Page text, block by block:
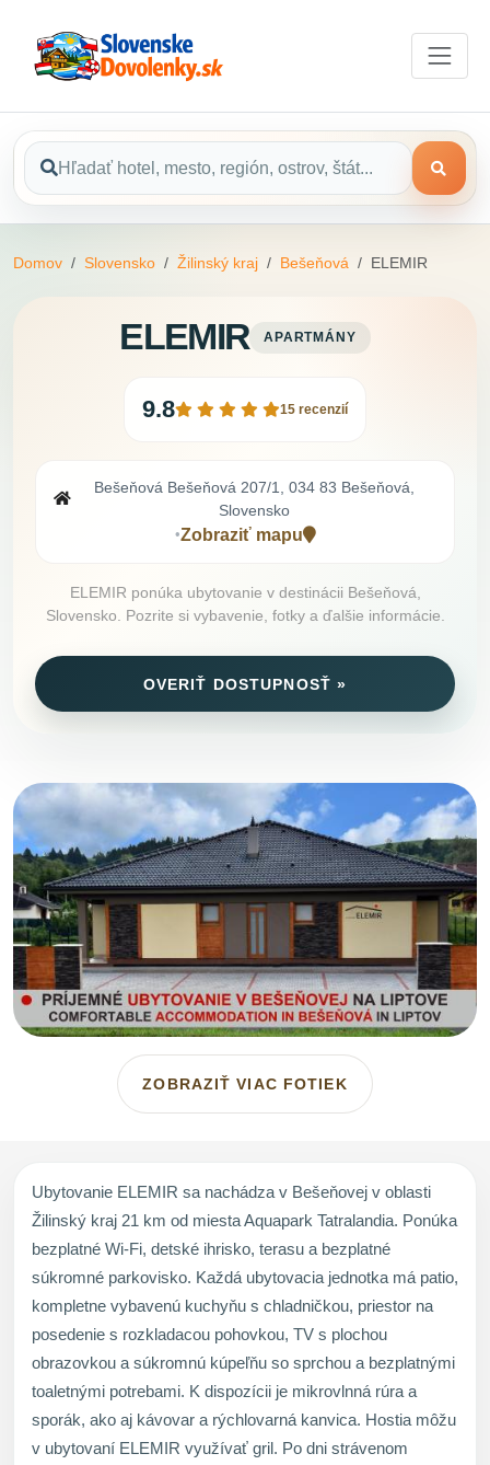
Domov Slovensko Žilinský kraj Bešeňová ELEMIR
ELEMIR APARTMÁNY
9.8 15 recenzií
Bešeňová Bešeňová 207/1, 034 83 Bešeňová,
Slovensko
•Zobraziť mapu
ELEMIR ponúka ubytovanie v destinácii Bešeňová,
Slovensko. Pozrite si vybavenie, fotky a ďalšie informácie.
OVERIŤ DOSTUPNOSŤ »
ZOBRAZIŤ VIAC FOTIEK
Ubytovanie ELEMIR sa nachádza v Bešeňovej v oblasti
Žilinský kraj 21 km od miesta Aquapark Tatralandia. Ponúka
bezplatné Wi-Fi, detské ihrisko, terasu a bezplatné
súkromné parkovisko. Každá ubytovacia jednotka má patio,
kompletne vybavenú kuchyňu s chladničkou, priestor na
posedenie s rozkladacou pohovkou, TV s plochou
obrazovkou a súkromnú kúpeľňu so sprchou a bezplatnými
toaletnými potrebami. K dispozícii je mikrovlnná rúra a
sporák, ako aj kávovar a rýchlovarná kanvica. Hostia môžu
v ubytovaní ELEMIR využívať gril. Po dni strávenom